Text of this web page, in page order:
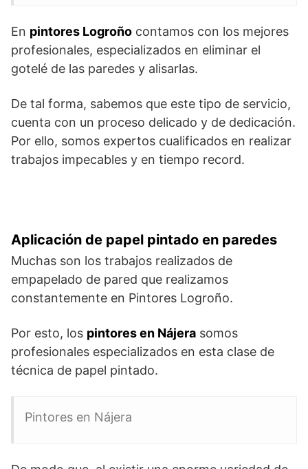
En pintores Logroño contamos con los mejores
profesionales, especializados en eliminar el
gotelé de las paredes y alisarlas.
De tal forma, sabemos que este tipo de servicio,
cuenta con un proceso delicado y de dedicación.
Por ello, somos expertos cualificados en realizar
trabajos impecables y en tiempo record.
Aplicación de papel pintado en paredes
Muchas son los trabajos realizados de
empapelado de pared que realizamos
constantemente en Pintores Logroño.
Por esto, los pintores en Nájera somos
profesionales especializados en esta clase de
técnica de papel pintado.
Pintores en Nájera